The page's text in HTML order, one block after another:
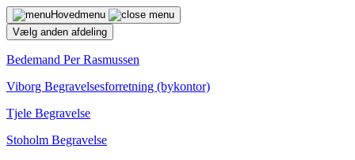
Hovedmenu
Vælg anden afdeling
Bedemand Per Rasmussen
Viborg Begravelsesforretning (bykontor)
Tjele Begravelse
Stoholm Begravelse